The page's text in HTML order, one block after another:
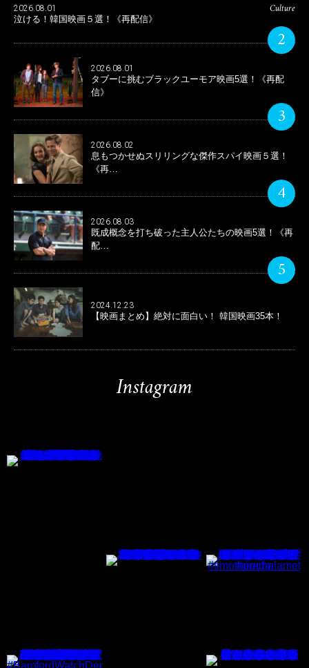
Culture
2026.08.01
泣ける！韓国映画５選！《再配信》
2
2026.08.01
タブーに挑むブラックユーモア映画5選！《再配
信》
3
2026.08.02
息もつかせぬスリリングな傑作スパイ映画５選！
《再…
4
2026.08.03
既成概念を打ち破った主人公たちの映画5選！《再
配…
5
2024.12.23
【映画まとめ】絶対に面白い！ 韓国映画35本！
Instagram